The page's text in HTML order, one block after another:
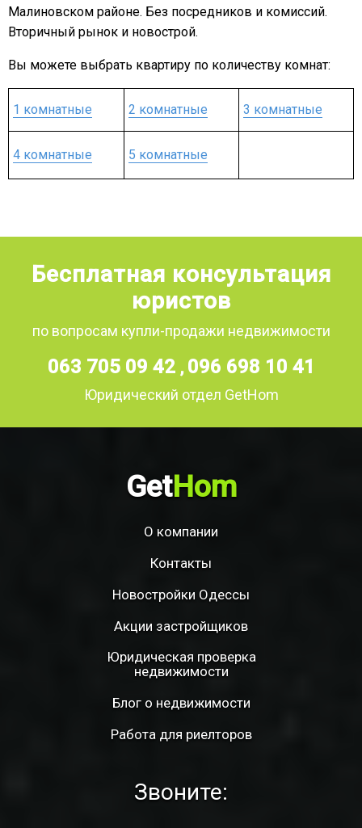
Малиновском районе. Без посредников и комиссий.
Вторичный рынок и новострой.
Вы можете выбрать квартиру по количеству комнат:
1 комнатные 2 комнатные 3 комнатные
4 комнатные 5 комнатные
Бесплатная консультация
юристов
по вопросам купли-продажи недвижимости
063 705 09 42 , 096 698 10 41
Юридический отдел GetHom
GetHom
О компании
Контакты
Новостройки Одессы
Акции застройщиков
Юридическая проверка
недвижимости
Блог о недвижимости
Работа для риелторов
Звоните: